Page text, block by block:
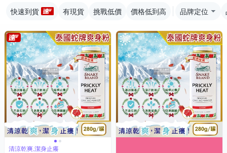
快速到貨 有現貨 挑戰低價 價格低到高 品牌定位
清涼乾爽,潔身止癢